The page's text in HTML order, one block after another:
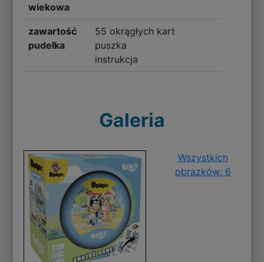
wiekowa
zawartość
pudełka
55 okrągłych kart
puszka
instrukcja
Galeria
Wszystkich
obrazków: 6